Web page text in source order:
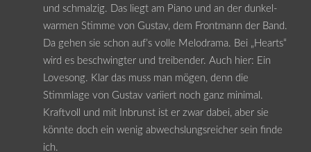
und schmalzig. Das liegt am Piano und an der dunkel-
warmen Stimme von Gustav, dem Frontmann der Band.
Da gehen sie schon auf’s volle Melodrama. Bei „Hearts“
wird es beschwingter und treibender. Auch hier: Ein
Lovesong. Klar das muss man mögen, denn die
Stimmlage von Gustav variiert noch ganz minimal.
Kraftvoll und mit Inbrunst ist er zwar dabei, aber sie
könnte doch ein wenig abwechslungsreicher sein finde
ich.